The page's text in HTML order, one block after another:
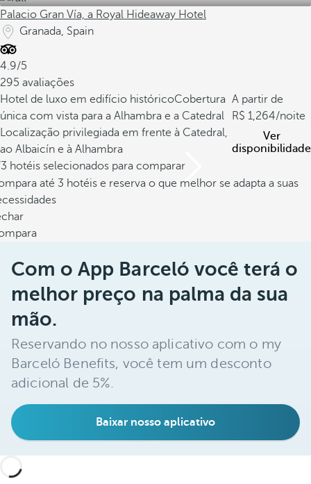
Palacio Gran Vía, a Royal Hideaway Hotel
Granada, Spain
4.9/5
295 avaliações
Hotel de luxo em edifício históricoCobertura
única com vista para a Alhambra e a Catedral
Localização privilegiada em frente à Catedral,
ao Albaicín e à Alhambra
A partir de
1,264/noite
Ver
disponibilidade
hotéis selecionados para comparar
até 3 hotéis e reserva o que melhor se adapta a suas
Com o App Barceló você terá o
melhor preço na palma da sua
mão.
Reservando no nosso aplicativo com o my
Barceló Benefits, você tem um desconto
adicional de 5%.
Baixar nosso aplicativo